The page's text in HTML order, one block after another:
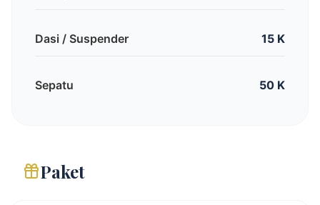
Dasi / Suspender 15 K
Sepatu 50 K
Paket